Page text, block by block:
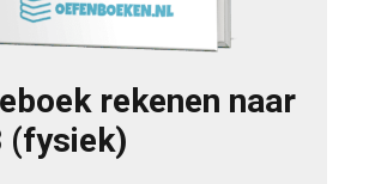
rekenen naar
(fysiek)